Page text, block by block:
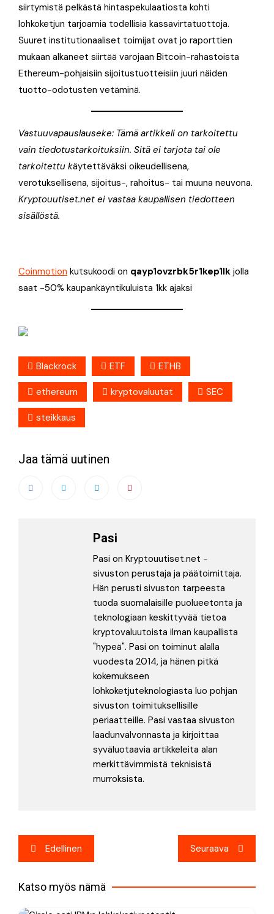
siirtymistä pelkästä hintaspekulaatiosta kohti
lohkoketjun tarjoamia todellisia kassavirtatuottoja.
Suuret institutionaaliset toimijat ovat jo raporttien
mukaan alkaneet siirtää varojaan Bitcoin-rahastoista
Ethereum-pohjaisiin sijoitustuotteisiin juuri näiden
tuotto-odotusten vetäminä.
Vastuuvapauslauseke: Tämä artikkeli on tarkoitettu
vain tiedotustarkoituksiin. Sitä ei tarjota tai ole
tarkoitettu käytettäväksi oikeudellisena,
verotuksellisena, sijoitus-, rahoitus- tai muuna neuvona.
Kryptouutiset.net ei vastaa kaupallisen tiedotteen
sisällöstä.
Coinmotion kutsukoodi on qayp1ovzrbk5r1kep1lk jolla
saat -50% kaupankäyntikuluista 1kk ajaksi
Blackrock ETF ETHB
ethereum kryptovaluutat SEC
steikkaus
Jaa tämä uutinen
Pasi
Pasi on Kryptouutiset.net -
sivuston perustaja ja päätoimittaja.
Hän perusti sivuston tarpeesta
tuoda suomalaisille puolueetonta ja
teknologiaan keskittyvää tietoa
kryptovaluutoista ilman kaupallista
"hypeä". Pasi on toiminut alalla
vuodesta 2014, ja hänen pitkä
kokemukseen
lohkoketjuteknologiasta luo pohjan
sivuston toimituksellisille
periaatteille. Pasi vastaa sivuston
laadunvalvonnasta ja kirjoittaa
syväluotaavia artikkeleita alan
merkittävimmistä teknisistä
murroksista.
Artikkelien
selaus
Edellinen Seuraava
Katso myös nämä